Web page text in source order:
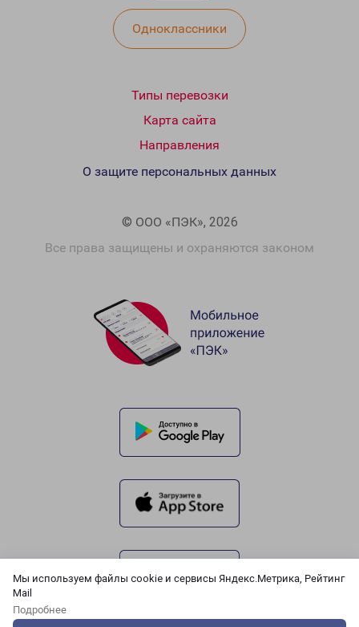
Мы используем файлы cookie и сервисы Яндекс.Метрика, Рейтинг
Mail
Подробнее
Одноклассники
Типы перевозки
Карта сайта
Направления
© ООО «ПЭК», 2026
Все права защищены и охраняются законом
О защите персональных данных